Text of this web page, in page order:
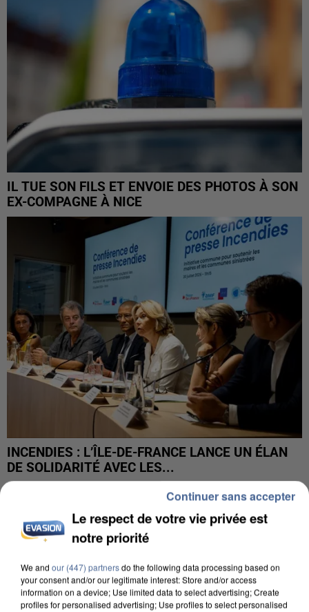
IL TUE SON FILS ET ENVOIE DES PHOTOS À SON
EX-COMPAGNE À NICE
INCENDIES : L’ÎLE-DE-FRANCE LANCE UN ÉLAN
DE SOLIDARITÉ AVEC LES...
Le respect de votre vie privée est
notre priorité
We and our (447) partnersdo the following data processing based on
your consent and/or our legitimate interest: Store and/or access
information on a device; Use limited data to select advertising; Create
profiles for personalised advertising; Use profiles to select personalised
Continuer sans accepter